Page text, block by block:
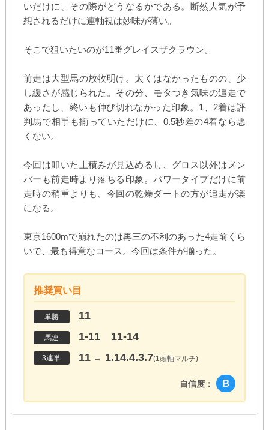
いだけに、その際がどうなるかである。断然人気が予
想されるだけに連軸視は妙味が薄い。
そこで狙いたいのが11番グレイスザクラウン。
前走は大型馬の放牧明け。太くはなかったものの、少
し緩さが感じられた。その分、モタつき気味の追走で
あったし、終いも伸び切れなかった印象。1、2着は評
判馬で相手も揃っていただけに、0.5秒差の4着なら悪
くない。
今回は叩いた上積みが見込めるし、グロス以外はメン
バーも前走時より落ちる印象。パワータイプだけに前
走時の稍重よりも、今回の乾燥ダートの方が追走が楽
になる。
東京1600mで崩れたのは再三の不利のあった4走前くら
いで、最も得意なコース。今回は条件が揃った。
推奨買い目
単勝 11
馬連 1-11 11-14
3連単 11 → 1.14.4.3.7(1頭軸マルチ)
自信度： B